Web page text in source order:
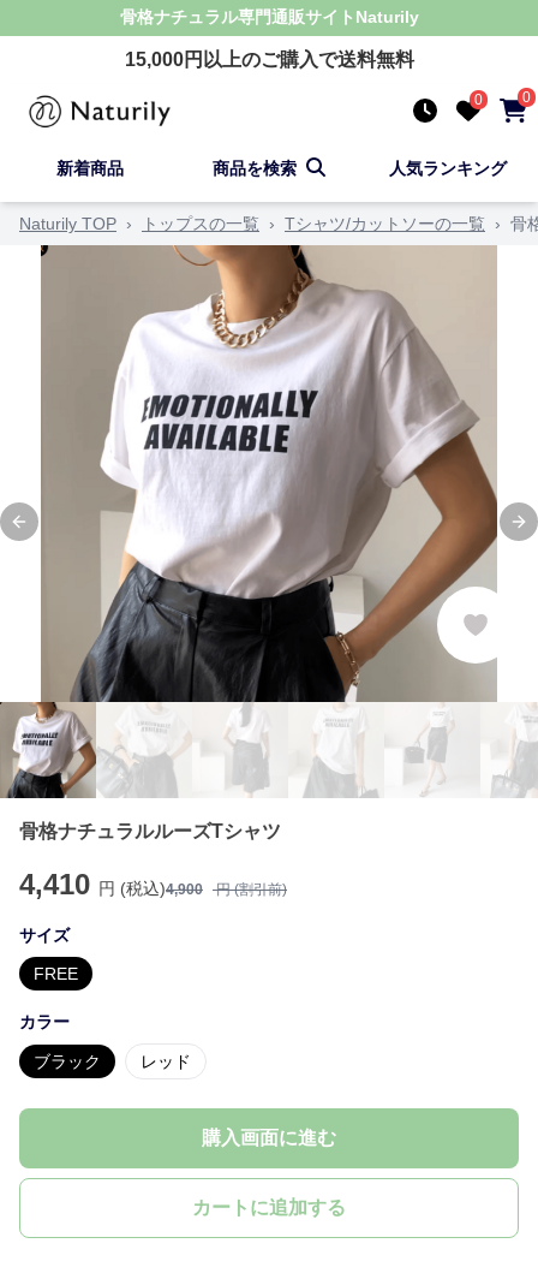
骨格ナチュラル専門通販サイト Naturily
15,000円以上のご購入で送料無料
0 0
新着商品 商品を検索 人気ランキング
Naturily TOP › トップスの一覧 › Tシャツ/カットソーの一覧 › 骨
Previous slide
骨格ナチュラルルーズTシャツ
4,410 円 (税込)4,900 円 (割引前)
サイズ
FREE
カラー
ブラック レッド
購入画面に進む
カートに追加する